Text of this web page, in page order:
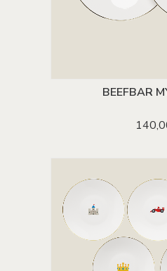
AJOUTER AU PANIER
BEEFBAR